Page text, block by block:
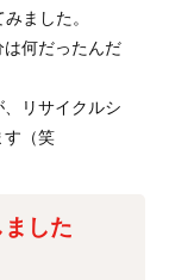
ました。
何だったんだ
リサイクルシ
す（笑
した